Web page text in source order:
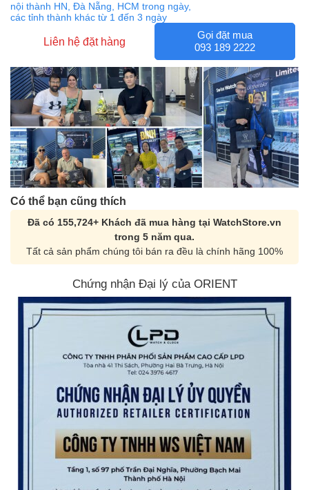
nội thành HN, Đà Nẵng, HCM trong ngày,
các tỉnh thành khác từ 1 đến 3 ngày
Liên hệ đặt hàng
Gọi đặt mua
093 189 2222
Có thể bạn cũng thích
Đã có 155,724+ Khách đã mua hàng tại WatchStore.vn
trong 5 năm qua.
Tất cả sản phẩm chúng tôi bán ra đều là chính hãng 100%
Chứng nhận Đại lý của ORIENT